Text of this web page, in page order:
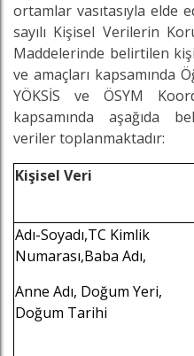
ortamlar vasıtasıyla elde
sayılı Kişisel Verilerin
Maddelerinde belirtilen
ve amaçları kapsamında
YÖKSİS ve ÖSYM
kapsamında aşağıda
veriler toplanmaktadır:
Kişisel Veri
Adı-Soyadı,TC Kimlik
Numarası,Baba Adı,
Anne Adı, Doğum Yeri,
Doğum Tarihi